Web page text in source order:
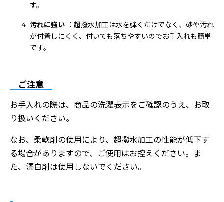
す。
汚れに強い ：超撥水加工は水を弾くだけでなく、砂や汚れ
が付着しにくく、付いても落ちやすいのでお手入れも簡単
です。
ご注意
お手入れの際は、商品の洗濯表示をご確認のうえ、お取
り扱いください。
なお、柔軟剤の使用により、超撥水加工の性能が低下す
る場合がありますので、ご使用はお控えください。ま
た、漂白剤は使用しないでください。